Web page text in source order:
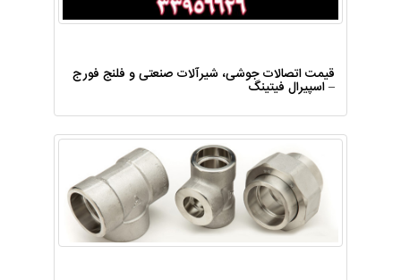
قیمت اتصالات جوشی، شیرآلات صنعتی و فلنج فورج
– اسپیرال فیتینگ